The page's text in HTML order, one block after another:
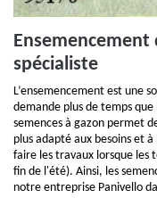
Ensemencement
spécialiste
L’ensemencement est une
demande plus de temps que
semences à gazon permet
plus adapté aux besoins et
faire les travaux lorsque les
fin de l'été). Ainsi, les
notre entreprise Panivello